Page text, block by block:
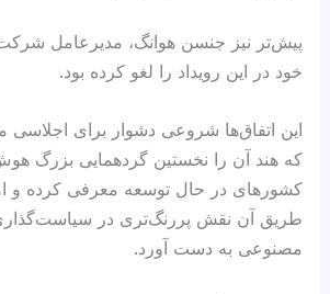
پیش‌تر نیز جنسن هوانگ، مدیرعامل شرکت
خود در این رویداد را لغو کرده بود.
این اتفاق‌ها شروعی دشوار برای
که هند آن را نخستین گردهمایی بزرگ
کشورهای در حال توسعه معرفی کرده و
طریق آن نقش پررنگ‌تری در
مصنوعی به دست آورد.